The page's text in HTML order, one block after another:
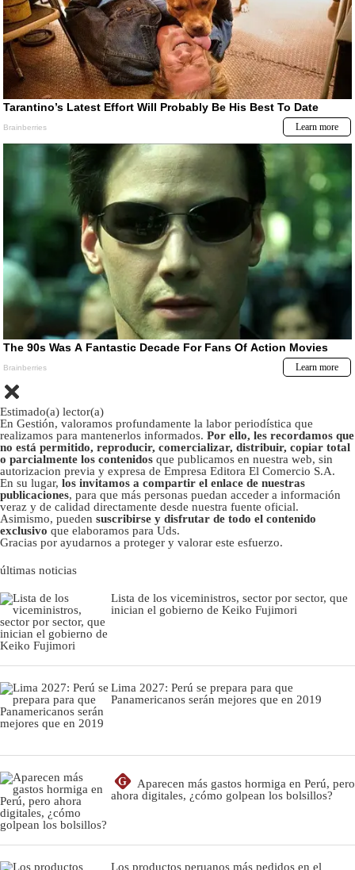
Estimado(a) lector(a)
En Gestión, valoramos profundamente la labor periodística que
realizamos para mantenerlos informados. Por ello, les recordamos que
no está permitido, reproducir, comercializar, distribuir, copiar total
o parcialmente los contenidos que publicamos en nuestra web, sin
autorizacion previa y expresa de Empresa Editora El Comercio S.A.
En su lugar, los invitamos a compartir el enlace de nuestras
publicaciones, para que más personas puedan acceder a información
veraz y de calidad directamente desde nuestra fuente oficial.
Asimismo, pueden suscribirse y disfrutar de todo el contenido
exclusivo que elaboramos para Uds.
Gracias por ayudarnos a proteger y valorar este esfuerzo.
últimas noticias
Lista de los viceministros, sector por sector, que
inician el gobierno de Keiko Fujimori
Lima 2027: Perú se prepara para que
Panamericanos serán mejores que en 2019
G
Aparecen más gastos hormiga en Perú, pero
ahora digitales, ¿cómo golpean los bolsillos?
Los productos peruanos más pedidos en el